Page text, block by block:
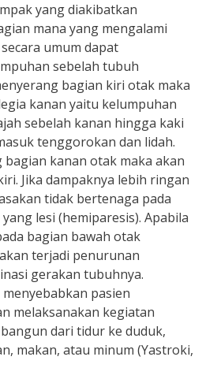
yang diakibatkan
mana yang mengalami
umum dapat
sebelah tubuh
bagian kiri otak maka
kanan yaitu kelumpuhan
sebelah kanan hingga kaki
tenggorokan dan lidah.
bagian kanan otak maka akan
Jika dampaknya lebih ringan
tidak bertenaga pada
lesi (hemiparesis). Apabila
bagian bawah otak
terjadi penurunan
gerakan tubuhnya.
pasien
melaksanakan kegiatan
dari tidur ke duduk,
makan, atau minum (Yastroki,